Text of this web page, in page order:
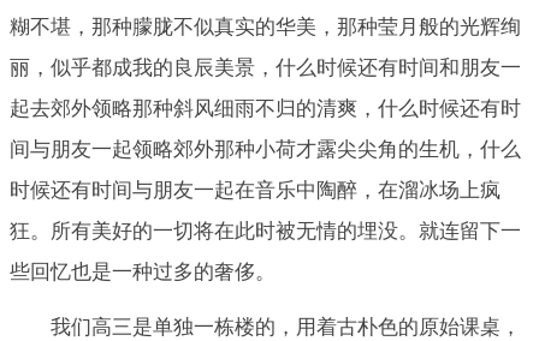
糊不堪，那种朦胧不似真实的华美，那种莹月般的光辉绚
丽，似乎都成我的良辰美景，什么时候还有时间和朋友一
起去郊外领略那种斜风细雨不归的清爽，什么时候还有时
间与朋友一起领略郊外那种小荷才露尖尖角的生机，什么
时候还有时间与朋友一起在音乐中陶醉，在溜冰场上疯
狂。所有美好的一切将在此时被无情的埋没。就连留下一
些回忆也是一种过多的奢侈。
我们高三是单独一栋楼的，用着古朴色的原始课桌，